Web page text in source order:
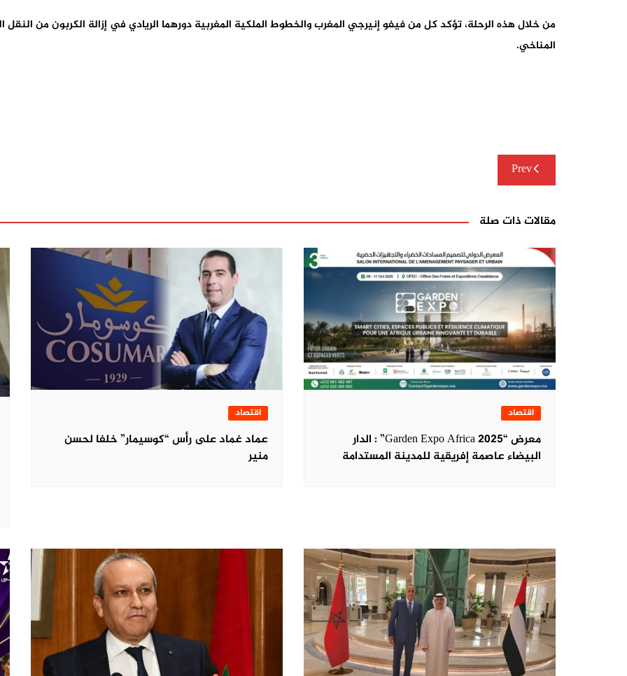
من خلال هذه الرحلة، تؤكد كل من فيفو إنيرجي المغرب والخطوط الملكية المغربية دورهما الريادي في إزالة الكربون من النقل
المناخي.
تصفّح
المقالاتPrev
مقالات ذات صلة
اقتصاد
معرض “Garden Expo Africa 2025” : الدار
البيضاء عاصمة إفريقية للمدينة المستدامة
اقتصاد
عماد غماد على رأس “كوسيمار” خلفا لحسن
منير